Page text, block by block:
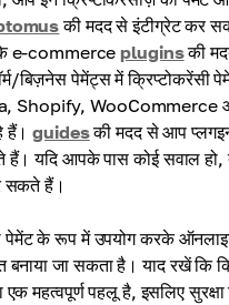
की मदद से इंटीग्रेट कर
e-commercepluginsकी
बिज़नेस पेमेंट्स में क्रिप्टोकरेंसी
Shopify, WooCommerce
हैं।guidesकी मदद से आप
यदि आपके पास कोई सवाल हो,
सकते हैं।
पेमेंट के रूप में उपयोग करके
बनाया जा सकता है। याद रखें कि
महत्वपूर्ण पहलू है, इसलिए